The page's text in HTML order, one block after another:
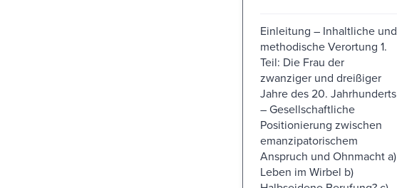
Einleitung – Inhaltliche und
methodische Verortung 1.
Teil: Die Frau der
zwanziger und dreißiger
Jahre des 20. Jahrhunderts
– Gesellschaftliche
Positionierung zwischen
emanzipatorischem
Anspruch und Ohnmacht a)
Leben im Wirbel b)